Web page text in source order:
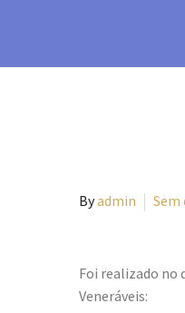
Byadmin
Foi realizado no
Veneráveis: